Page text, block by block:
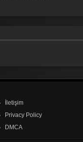
İletişim
Privacy Policy
DMCA